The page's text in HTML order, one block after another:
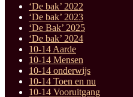
‘De bak’ 2022
‘De bak’ 2023
‘De Bak’ 2025
‘De bak’ 2024
10-14 Aarde
10-14 Mensen
10-14 onderwijs
10-14 Toen en nu
10-14 Vooruitgang